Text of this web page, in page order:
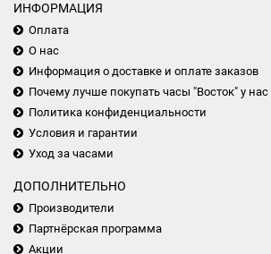
ИНФОРМАЦИЯ
Оплата
О нас
Информация о доставке и оплате заказов
Почему лучше покупать часы "Восток" у нас
Политика конфиденциальности
Условия и гарантии
Уход за часами
ДОПОЛНИТЕЛЬНО
Производители
Партнёрская программа
Акции